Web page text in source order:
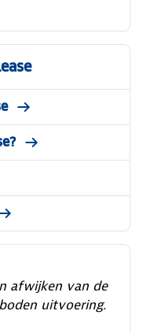
afwijken van de
uitvoering.